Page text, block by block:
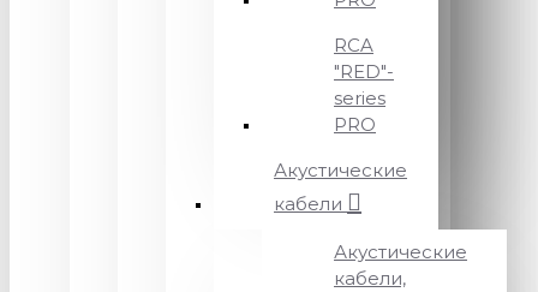
RCA
"RED"-
series
PRO
Акустические
кабели
Акустические
кабели,